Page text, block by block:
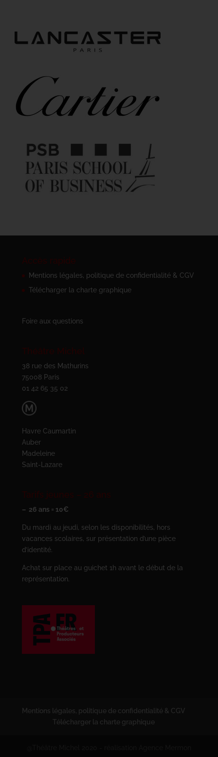
Accès rapide
Mentions légales, politique de confidentialité & CGV
Télécharger la charte graphique
Foire aux questions
Théâtre Michel
38 rue des Mathurins
75008 Paris
01 42 65 35 02
Havre Caumartin
Auber
Madeleine
Saint-Lazare
Tarifs jeunes – 26 ans
– 26 ans = 10€
Du mardi au jeudi, selon les disponibilités, hors
vacances scolaires, sur présentation d’une pièce
d’identité.
Achat sur place au guichet 1h avant le début de la
représentation.
Mentions légales, politique de confidentialité & CGV
Télécharger la charte graphique